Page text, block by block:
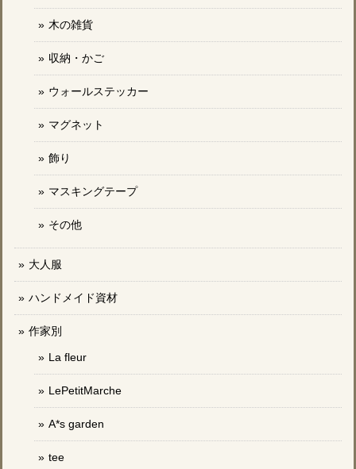
木の雑貨
収納・かご
ウォールステッカー
マグネット
飾り
マスキングテープ
その他
大人服
ハンドメイド資材
作家別
La fleur
LePetitMarche
A*s garden
tee